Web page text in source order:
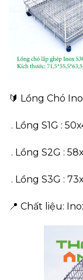
🔰 Lồng Chó
. Lồng S1G :
. Lồng S2G :
. Lồng S3G :
📍 Chất liệu: